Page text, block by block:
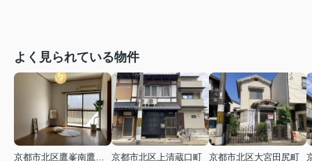
よく見られている物件
京都市北区上清蔵口町
京都市北区大宮田尻町